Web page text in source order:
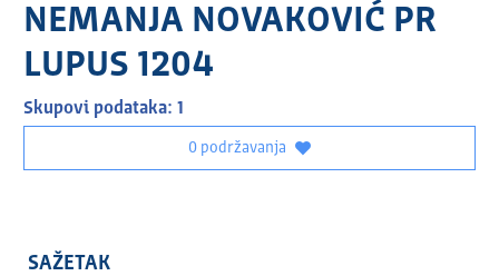
NEMANJA NOVAKOVIĆ PR
LUPUS 1204
Skupovi podataka: 1
0 podržavanja
SAŽETAK